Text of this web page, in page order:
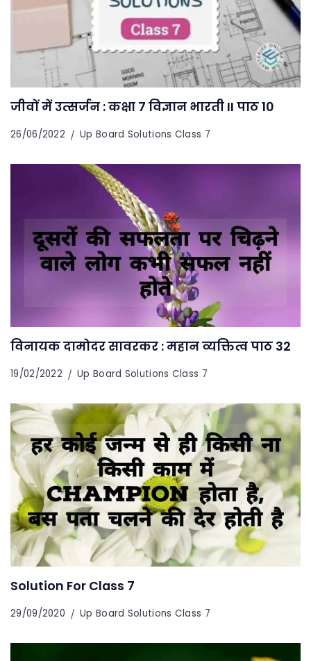
जीवों में उत्सर्जन : कक्षा 7 विज्ञान भारती II पाठ 10
26/06/2022 Up Board Solutions Class 7
विनायक दामोदर सावरकर : महान व्यक्तित्व पाठ 32
19/02/2022 Up Board Solutions Class 7
Solution For Class 7
29/09/2020 Up Board Solutions Class 7